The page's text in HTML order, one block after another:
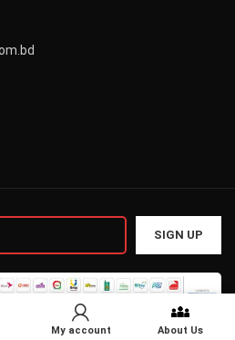
My account About Us